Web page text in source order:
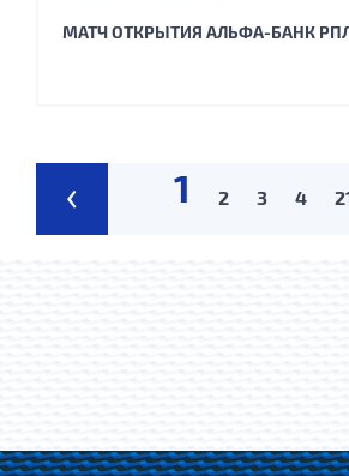
МАТЧ ОТКРЫТИЯ АЛЬФА-БАНК
‹ 1 2 3 4